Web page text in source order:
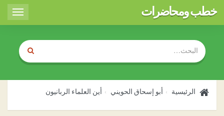
Toggle
خطب ومحاضرات
الرئيسية أبو إسحاق الحويني أين العلماء الربانيون